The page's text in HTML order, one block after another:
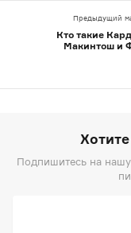
Предыдущий
Кто такие
Макинтош и
Подпишитесь на